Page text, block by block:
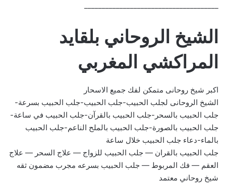
الشيخ الروحاني بلقايد
المراكشي المغربي
اكبر شيخ روحانى متمكن لفك جميع الاسحار
الشيخ الروحانى لجلب الحبيب-جلب الحبيب-جلب الحبيب بسرعة-
جلب الحبيب بالسحر-جلب الحبيب بالقرآن-جلب الحبيب في ساعة-
جلب الحبيب بالصورة-جلب الحبيب بالملح الناعم-جلب الحبيب
بالماء-دعاء جلب الحبيب خلال ساعة
جلب الحبيب بالقران — جلب الحبيب للزواج — علاج السحر — علاج
العقم — فك المربوط — جلب الحبيب بسرعه مجرب مضمون ثقه
شيخ روحاني معتمد